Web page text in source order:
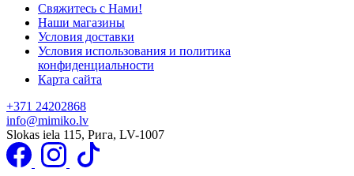
Свяжитесь с Нами!
Наши магазины
Условия доставки
Условия использования и политика
конфиденциальности
Карта сайта
+371 24202868
info@mimiko.lv
Slokas iela 115, Рига, LV-1007